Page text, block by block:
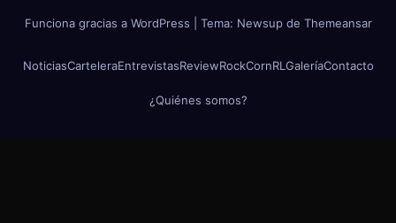
Funciona gracias a WordPress Tema: Newsup de Themeansar
NoticiasCarteleraEntrevistasReviewRockCornRL GaleríaContacto
¿Quiénes somos?